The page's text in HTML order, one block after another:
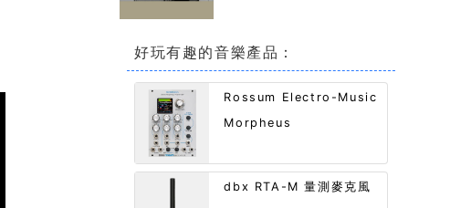
好玩有趣的音樂產品：
Rossum Electro-Music
Morpheus
dbx RTA-M 量測麥克風